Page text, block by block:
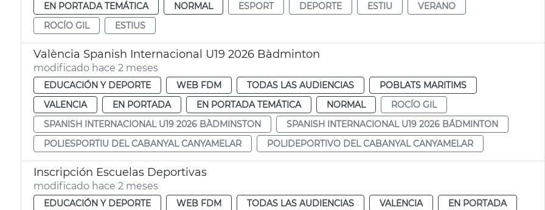
EN PORTADA TEMÁTICA
NORMAL ESPORT DEPORTE ESTIU
VERANO
ROCÍO GIL
ESTIUS
València Spanish Internacional U19 2026 Bàdminton
modificado hace 2 meses
EDUCACIÓN Y DEPORTE WEB FDM TODAS LAS AUDIENCIAS
POBLATS MARITIMS
VALENCIA
EN PORTADA EN PORTADA TEMÁTICA NORMAL
ROCÍO GIL
SPANISH INTERNACIONAL U19 2026 BÀDMINSTON
SPANISH INTERNACIONAL U19 2026 BÁDMINTON
POLIESPORTIU DEL CABANYAL CANYAMELAR
POLIDEPORTIVO DEL CABANYAL CANYAMELAR
Inscripción Escuelas Deportivas
modificado hace 2 meses
EDUCACIÓN Y DEPORTE WEB FDM TODAS LAS AUDIENCIAS VALENCIA EN PORTADA